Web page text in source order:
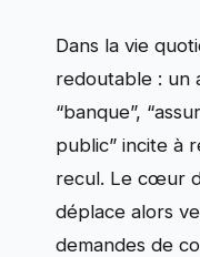
Dans la vie
redoutable : un
“banque”,
public” incite à
recul. Le cœur
déplace alors
demandes de